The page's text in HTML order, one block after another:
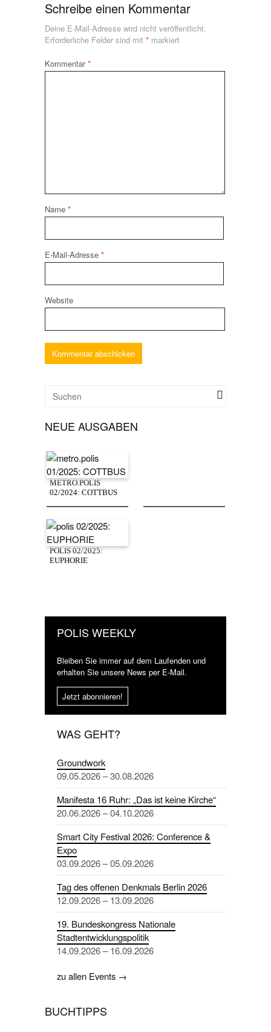
Schreibe einen Kommentar
Deine E-Mail-Adresse wird nicht veröffentlicht.
Erforderliche Felder sind mit * markiert
Kommentar*
Name *
E-Mail-Adresse *
Website
NEUE AUSGABEN
METRO.POLIS
02/2024: COTTBUS
POLIS 02/2025:
EUPHORIE
POLIS WEEKLY
Bleiben Sie immer auf dem Laufenden und
erhalten Sie unsere News per E-Mail.
Jetzt abonnieren!
WAS GEHT?
Groundwork
09.05.2026 – 30.08.2026
Manifesta 16 Ruhr: „Das ist keine Kirche“
20.06.2026 – 04.10.2026
Smart City Festival 2026: Conference &
Expo
03.09.2026 – 05.09.2026
Tag des offenen Denkmals Berlin 2026
12.09.2026 – 13.09.2026
19. Bundeskongress Nationale
Stadtentwicklungspolitik
14.09.2026 – 16.09.2026
zu allen Events →
BUCHTIPPS